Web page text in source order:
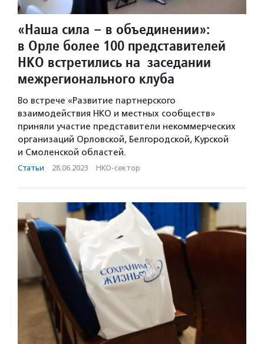
«Наша сила – в объединении»:
в Орле более 100 представителей
НКО встретились на заседании
межрегионального клуба
Во встрече «Развитие партнерского
взаимодействия НКО и местных сообществ»
приняли участие представители некоммерческих
организаций Орловской, Белгородской, Курской
и Смоленской областей.
Статьи · 28.06.2023 · НКО-сектор